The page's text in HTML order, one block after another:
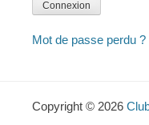
Mot de passe perdu ?
Copyright © 2026